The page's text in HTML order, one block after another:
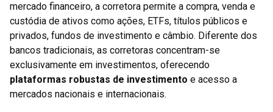
mercado financeiro, a corretora permite a compra, venda e
custódia de ativos como ações, ETFs, títulos públicos e
privados, fundos de investimento e câmbio. Diferente dos
bancos tradicionais, as corretoras concentram-se
exclusivamente em investimentos, oferecendo
plataformas robustas de investimento e acesso a
mercados nacionais e internacionais.